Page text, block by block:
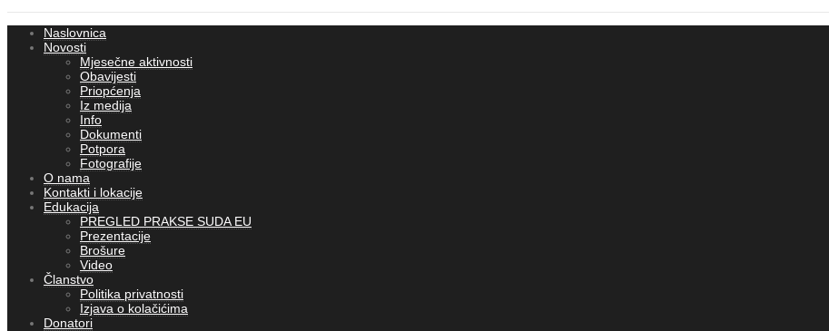
Naslovnica
Novosti
Mjesečne aktivnosti
Obavijesti
Priopćenja
Iz medija
Info
Dokumenti
Potpora
Fotografije
O nama
Kontakti i lokacije
Edukacija
PREGLED PRAKSE SUDA EU
Prezentacije
Brošure
Video
Članstvo
Politika privatnosti
Izjava o kolačićima
Donatori